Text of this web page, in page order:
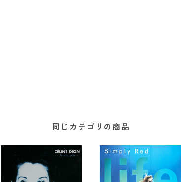
同じカテゴリの商品